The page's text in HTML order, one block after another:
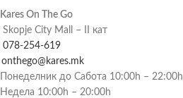
Kares On The Go
Skopje City Mall – II кат
078-254-619
onthego@kares.mk
Понеделник до Сабота 10:00h – 22:00h
Недела 10:00h – 20:00h